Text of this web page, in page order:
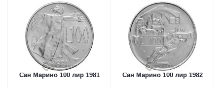
Сан Марино 100 лир 1981 Сан Марино 100 лир 1982